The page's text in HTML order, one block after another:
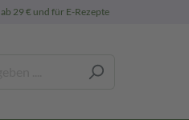
ab 29 € und für E-Rezepte